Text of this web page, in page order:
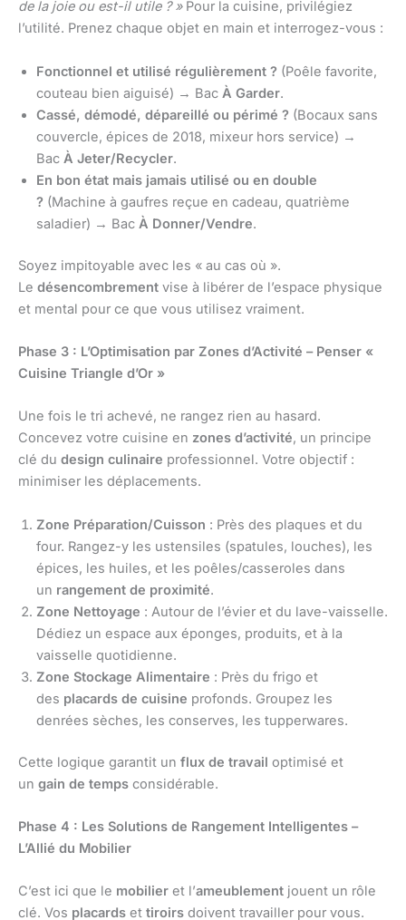
de la joie ou est-il utile ? »Pour la cuisine, privilégiez
l’utilité. Prenez chaque objet en main et interrogez-vous :
Fonctionnel et utilisé régulièrement ? (Poêle favorite,
couteau bien aiguisé) → Bac À Garder.
Cassé, démodé, dépareillé ou périmé ? (Bocaux sans
couvercle, épices de 2018, mixeur hors service) →
Bac À Jeter/Recycler.
En bon état mais jamais utilisé ou en double
? (Machine à gaufres reçue en cadeau, quatrième
saladier) → Bac À Donner/Vendre.
Soyez impitoyable avec les « au cas où ».
Le désencombrement vise à libérer de l’espace physique
et mental pour ce que vous utilisez vraiment.
Phase 3 : L’Optimisation par Zones d’Activité – Penser «
Cuisine Triangle d’Or »
Une fois le tri achevé, ne rangez rien au hasard.
Concevez votre cuisine en zones d’activité, un principe
clé du design culinaire professionnel. Votre objectif :
minimiser les déplacements.
Zone Préparation/Cuisson : Près des plaques et du
four. Rangez-y les ustensiles (spatules, louches), les
épices, les huiles, et les poêles/casseroles dans
un rangement de proximité.
Zone Nettoyage : Autour de l’évier et du lave-vaisselle.
Dédiez un espace aux éponges, produits, et à la
vaisselle quotidienne.
Zone Stockage Alimentaire : Près du frigo et
des placards de cuisine profonds. Groupez les
denrées sèches, les conserves, les tupperwares.
Cette logique garantit un flux de travail optimisé et
un gain de temps considérable.
Phase 4 : Les Solutions de Rangement Intelligentes –
L’Allié du Mobilier
C’est ici que le mobilier et l’ameublement jouent un rôle
clé. Vos placards et tiroirs doivent travailler pour vous.